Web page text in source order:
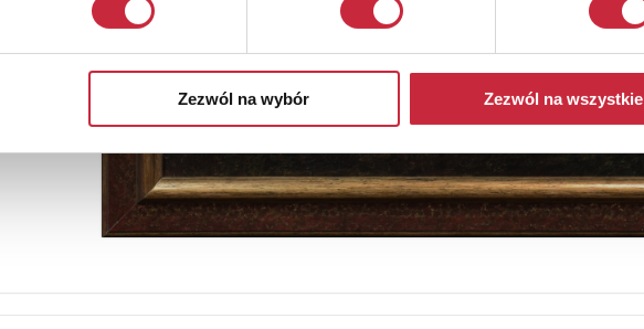
Zezwól na wybór Zezwól na wszystkie